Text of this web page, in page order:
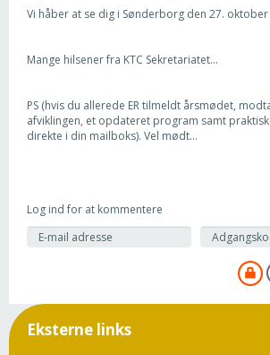
Vi håber at se dig i Sønderborg den 27. oktober
Mange hilsener fra KTC Sekretariatet...
PS (hvis du allerede ER tilmeldt årsmødet,
afviklingen, et opdateret program samt
direkte i din mailboks). Vel mødt...
Log ind for at kommentere
Eksterne links